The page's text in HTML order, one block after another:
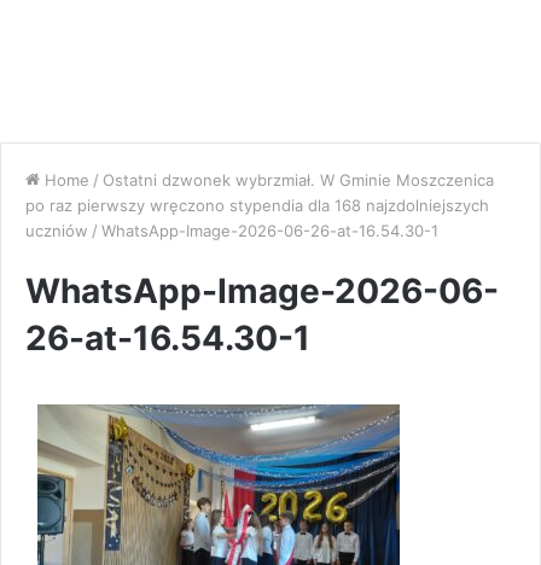
Home / Ostatni dzwonek wybrzmiał. W Gminie Moszczenica
po raz pierwszy wręczono stypendia dla 168 najzdolniejszych
uczniów / WhatsApp-Image-2026-06-26-at-16.54.30-1
WhatsApp-Image-2026-06-
26-at-16.54.30-1